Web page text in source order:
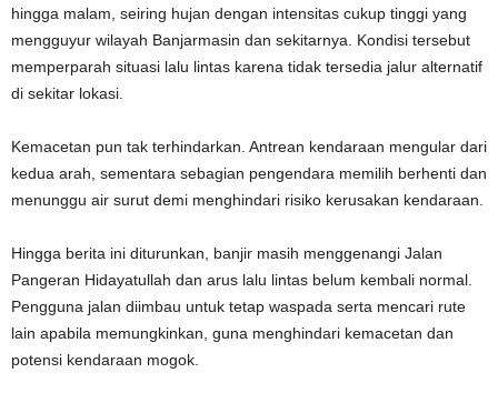
hingga malam, seiring hujan dengan intensitas cukup tinggi yang
mengguyur wilayah Banjarmasin dan sekitarnya. Kondisi tersebut
memperparah situasi lalu lintas karena tidak tersedia jalur alternatif
di sekitar lokasi.
Kemacetan pun tak terhindarkan. Antrean kendaraan mengular dari
kedua arah, sementara sebagian pengendara memilih berhenti dan
menunggu air surut demi menghindari risiko kerusakan kendaraan.
Hingga berita ini diturunkan, banjir masih menggenangi Jalan
Pangeran Hidayatullah dan arus lalu lintas belum kembali normal.
Pengguna jalan diimbau untuk tetap waspada serta mencari rute
lain apabila memungkinkan, guna menghindari kemacetan dan
potensi kendaraan mogok.